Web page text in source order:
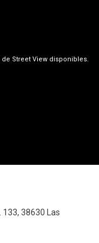
133, 38630 Las